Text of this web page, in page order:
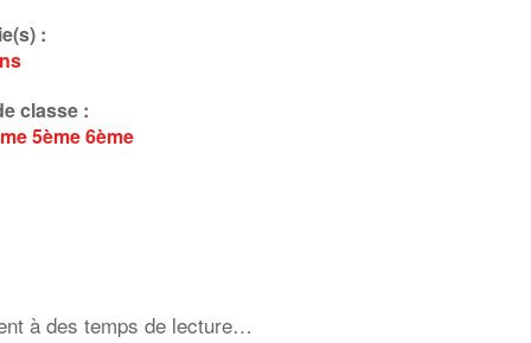
:
classe :
5ème6ème
à des temps de lecture…